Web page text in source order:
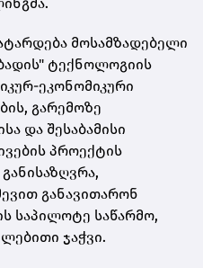
მოსამზადებელი
ტექნოლოგიის
ეკონომიკური
გარემოზე
და შესაბამისი
პროექტის
განავითარონ
საპილოტე საწარმო,
ჯაჭვი.